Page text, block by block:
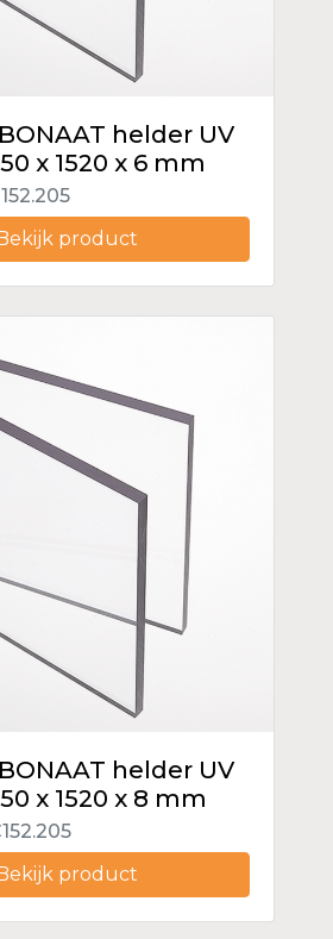
helder UV
x 1520 x 6 mm
product
helder UV
x 1520 x 8 mm
product